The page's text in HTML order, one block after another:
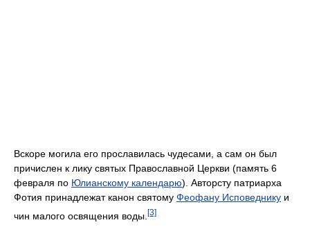
Вскоре могила его прославилась чудесами, а сам он был
причислен к лику святых Православной Церкви (память 6
февраля по Юлианскому календарю). Авторсту патриарха
Фотия принадлежат канон святому Феофану Исповеднику и
чин малого освящения воды. [3]